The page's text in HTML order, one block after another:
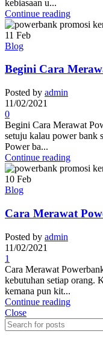
kebiasaan u...
Continue reading
11 Feb
Blog
Begini Cara
Posted by admin
11/02/2021
0
Begini Cara Merawat
setuju kalau power bank
Power ba...
Continue reading
10 Feb
Blog
Cara Merawat
Posted by admin
11/02/2021
1
Cara Merawat
kebutuhan setiap orang.
kemana pun kit...
Continue reading
Close